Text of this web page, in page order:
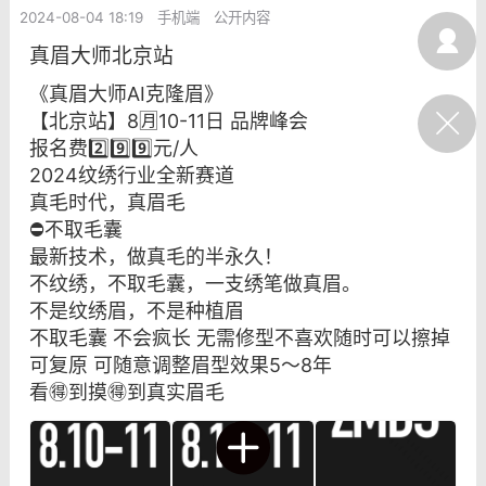
美业357 芯诗妍
每次200金币
小熊水光
爆汗熊
脂
卡卡动能素
建术
DRYY面膜
爆款平台 Lv.8 靓号
加盟商
26 23:18
电脑端 美业资讯
闪充小白罐
本/双效闪充，养出紧致小白脸！一、项
充小白罐 = 闪充大白肌（仪器）× 草本
产品）×极光嫩肤啫喱（产品）这是一套
护...
2024-08-04 18:19 手机端 公开内容
真眉大师北京站
《真眉大师AI克隆眉》
【北京站】8🈷️10-11日 品牌峰会
报名费2️⃣9️⃣9️⃣元/人
2024纹绣行业全新赛道
真毛时代，真眉毛
⛔不取毛囊
最新技术，做真毛的半永久！
不纹绣，不取毛囊，一支绣笔做真眉。
不是纹绣眉，不是种植眉
不取毛囊 不会疯长 无需修型不喜欢随时可以擦掉
可复原 可随意调整眉型效果5～8年
看🉐到摸🉐到真实眉毛